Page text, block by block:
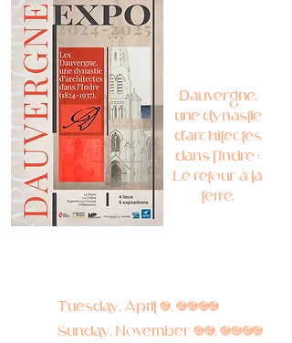
Dauvergne,
une dynastie
d'architectes
dans l'Indre :
Le retour à la
terre.
Tuesday, April 2, 2024
Sunday, November 10, 2024